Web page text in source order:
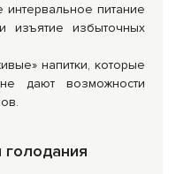
питание
изъятие избыточных
напитки, которые
дают возможности
голодания